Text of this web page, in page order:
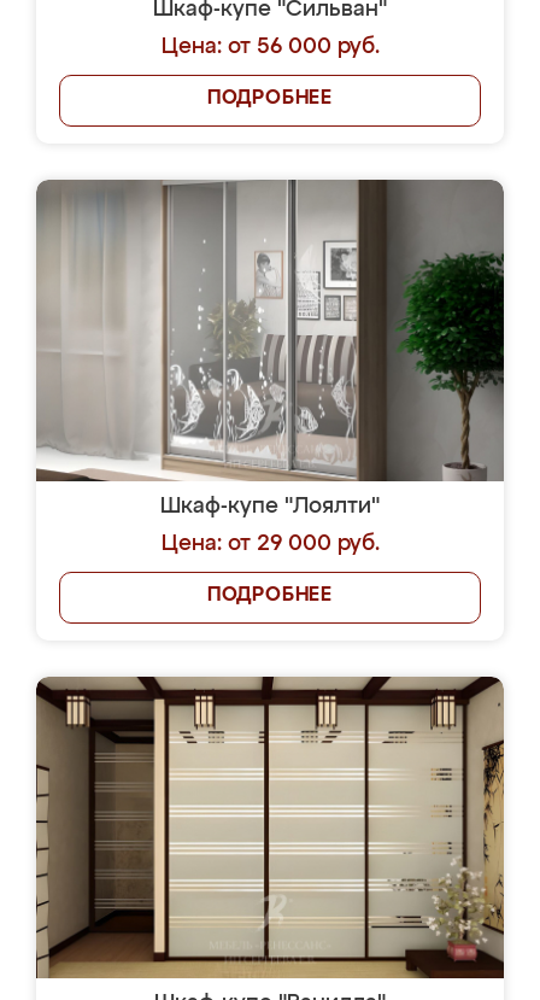
Шкаф-купе "Сильван"
Цена: от 56 000 руб.
ПОДРОБНЕЕ
Шкаф-купе "Лоялти"
Цена: от 29 000 руб.
ПОДРОБНЕЕ